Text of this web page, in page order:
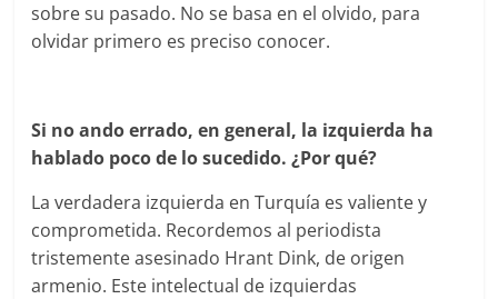
sobre su pasado. No se basa en el olvido, para
olvidar primero es preciso conocer.
Si no ando errado, en general, la izquierda ha
hablado poco de lo sucedido. ¿Por qué?
La verdadera izquierda en Turquía es valiente y
comprometida. Recordemos al periodista
tristemente asesinado Hrant Dink, de origen
armenio. Este intelectual de izquierdas